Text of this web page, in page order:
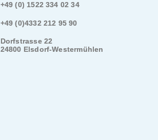
+49 (0) 1522 334 02 34
+49 (0)4332 212 95 90
Dorfstrasse 22
24800 Elsdorf-Westermühlen